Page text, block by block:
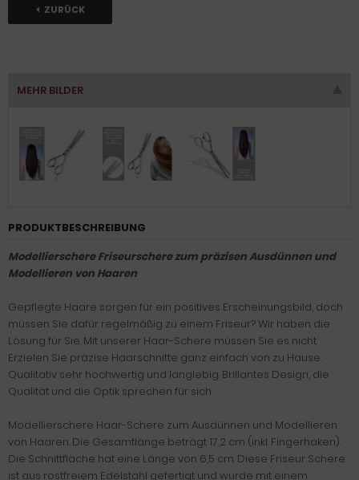
ZURÜCK
MEHR BILDER
PRODUKTBESCHREIBUNG
Modellierschere Friseurschere zum präzisen Ausdünnen und
Modellieren von Haaren
Gepflegte Haare sorgen für ein positives Erscheinungsbild, doch
müssen Sie dafür regelmäßig zu einem Friseur? Wir haben die
Lösung für Sie. Mit unserer Haar-Schere müssen Sie es nicht.
Erzielen Sie präzise Haarschnitte ganz einfach von zu Hause.
Qualitativ sehr hochwertig und langlebig. Brillantes Design, die
Qualität und die Optik sprechen für sich.
Modellierschere Haar-Schere zum Ausdünnen und Modellieren
von Haaren. Die Gesamtlänge beträgt 17,2 cm (inkl. Fingerhaken).
Die Schnittfläche hat eine Länge von 6,5 cm. Diese Friseur Schere
ist aus rostfreiem Edelstahl gefertigt und wurde mit einem